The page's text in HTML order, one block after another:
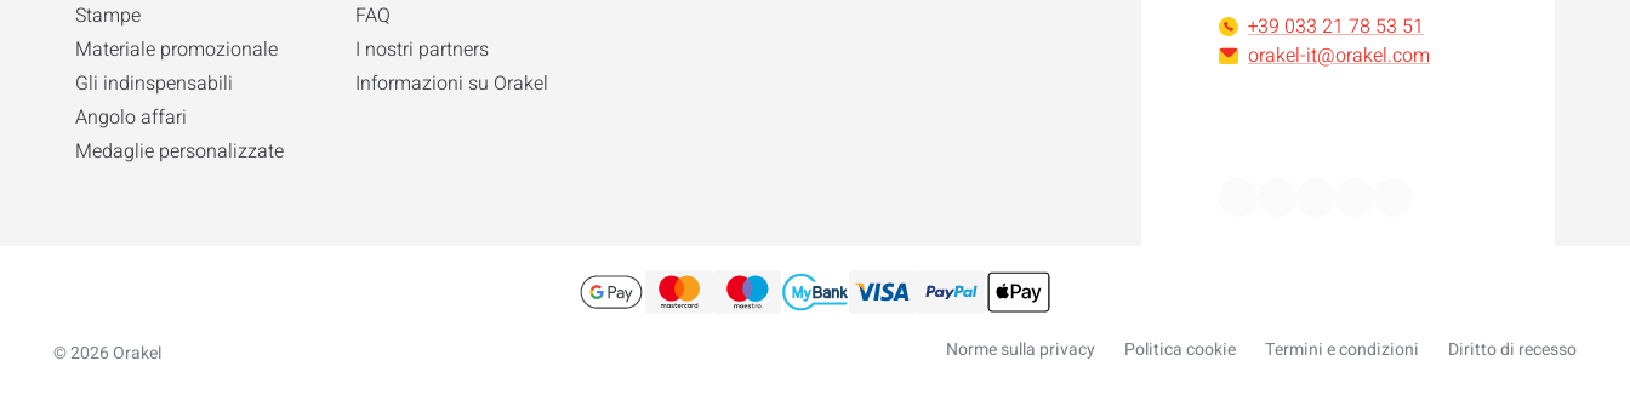
Stampe
Materiale promozionale
Gli indinspensabili
Angolo affari
Medaglie personalizzate
FAQ
I nostri partners
Informazioni su Orakel
+39 033 21 78 53 51
orakel-it@orakel.com
© 2026 Orakel Norme sulla privacy Politica cookie Termini e condizioni Diritto di recesso